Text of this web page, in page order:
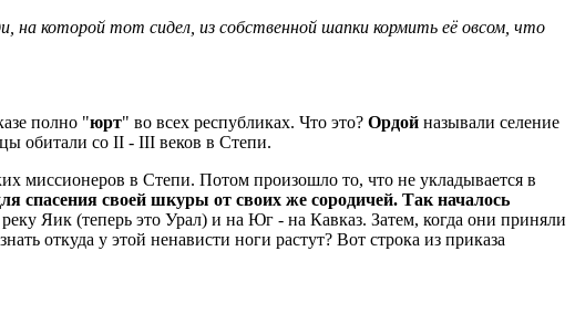
на которой тот сидел, из собственной шапки кормить её овсом, что
полно "юрт" во всех республиках. Что это? Ордой называли селение
обитали со II - III веков в Степи.
миссионеров в Степи. Потом произошло то, что не укладывается в
спасения своей шкуры от своих же сородичей. Так началось
Яик (теперь это Урал) и на Юг - на Кавказ. Затем, когда они приняли
откуда у этой ненависти ноги растут? Вот строка из приказа